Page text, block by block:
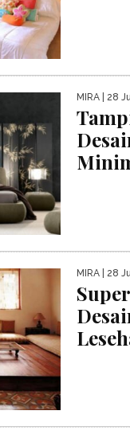
MIRA | 28
MIRA | 28